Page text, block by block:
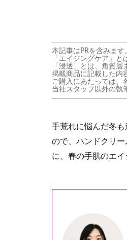
本記事はPRを含みます
「エイジングケア」
「浸透」とは、角質層
掲載商品に記載した内
ご購入にあたっては、
当社スタッフ以外の執
手荒れに悩んだ冬
ので、ハンドクリ
に、春の手肌のエイ